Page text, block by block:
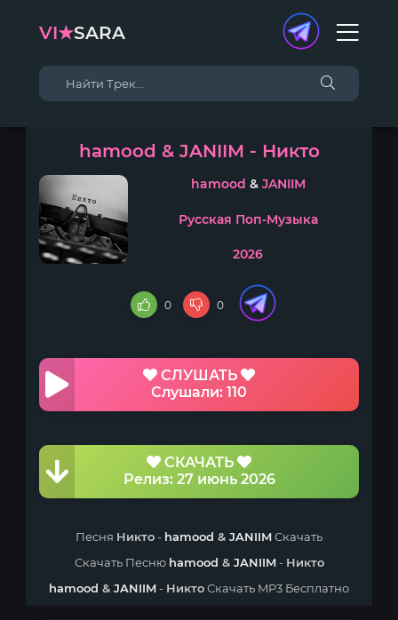
VI★SARA
hamood & JANIIM - Никто
hamood & JANIIM
Русская Поп-Музыка
2026
0 0
СЛУШАТЬ
Слушали: 110
СКАЧАТЬ
Релиз: 27 июнь 2026
Песня Никто- hamood & JANIIMСкачать
Скачать Песню hamood & JANIIM- Никто
hamood & JANIIM- НиктоСкачать MP3 Бесплатно